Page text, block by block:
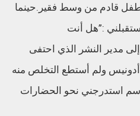
قادم من وسط فقير.حينما
:”هل أنت
مدير النشر الذي احتفى
أدونيس ولم أستطع التخلص منه
استدرجني نحو الحضارات